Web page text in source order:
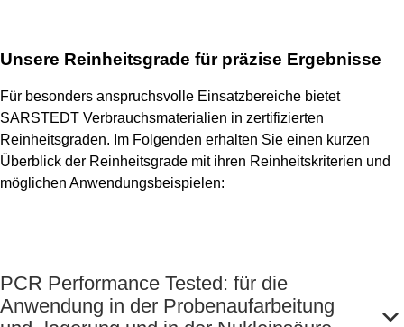
Unsere Reinheitsgrade für präzise Ergebnisse
Für besonders anspruchsvolle Einsatzbereiche bietet
SARSTEDT Verbrauchsmaterialien in zertifizierten
Reinheitsgraden. Im Folgenden erhalten Sie einen kurzen
Überblick der Reinheitsgrade mit ihren Reinheitskriterien und
möglichen Anwendungsbeispielen:
PCR Performance Tested: für die
Anwendung in der Probenaufarbeitung